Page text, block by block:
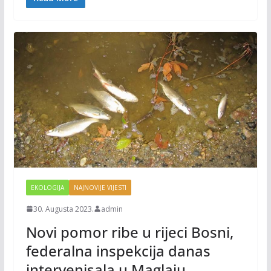
EKOLOGIJA NAJNOVIJE VIJESTI
30. Augusta 2023. admin
Novi pomor ribe u rijeci Bosni,
federalna inspekcija danas